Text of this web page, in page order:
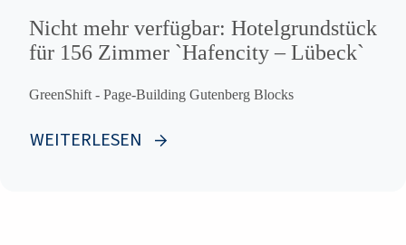
Nicht mehr verfügbar: Hotelgrundstück
für 156 Zimmer `Hafencity – Lübeck`
GreenShift - Page-Building Gutenberg Blocks
WEITERLESEN